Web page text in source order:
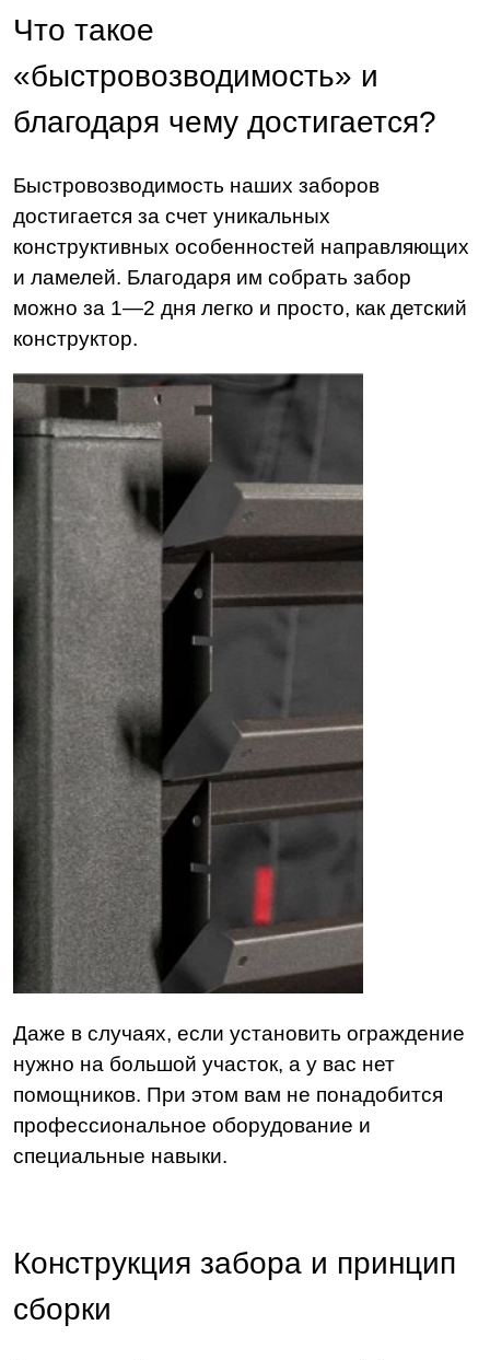
Что такое
«быстровозводимость» и
благодаря чему достигается?
Быстровозводимость наших заборов
достигается за счет уникальных
конструктивных особенностей направляющих
и ламелей. Благодаря им собрать забор
можно за 1—2 дня легко и просто, как детский
конструктор.
Даже в случаях, если установить ограждение
нужно на большой участок, а у вас нет
помощников. При этом вам не понадобится
профессиональное оборудование и
специальные навыки.
Конструкция забора и принцип
сборки